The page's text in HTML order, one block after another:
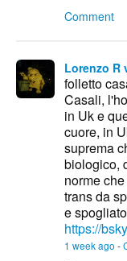
Comment
Lorenzo R
folletto
Casali,
in Uk e
cuore, in
suprema
biologico,
norme
trans da
e
https://
1 week ago -